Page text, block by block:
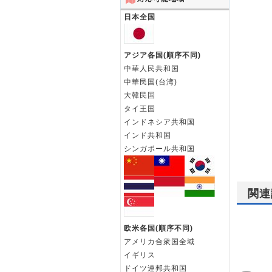
関
日本全国
アジア各国(順序不同)
中華人民共和国
中華民国(台湾)
大韓民国
タイ王国
インドネシア共和国
インド共和国
シンガポール共和国
欧米各国(順序不同)
アメリカ合衆国全域
イギリス
ドイツ連邦共和国